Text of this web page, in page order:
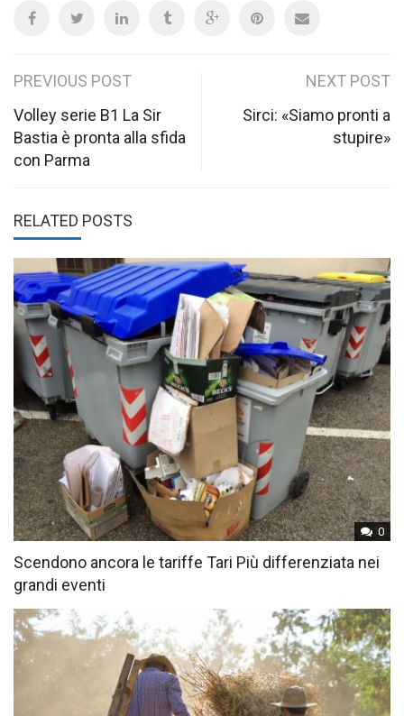
Post
navigation
PREVIOUS POST
Volley serie B1 La Sir
Bastia è pronta alla sfida
con Parma
NEXT POST
Sirci: «Siamo pronti a
stupire»
RELATED POSTS
0
Scendono ancora le tariffe Tari Più differenziata nei
grandi eventi